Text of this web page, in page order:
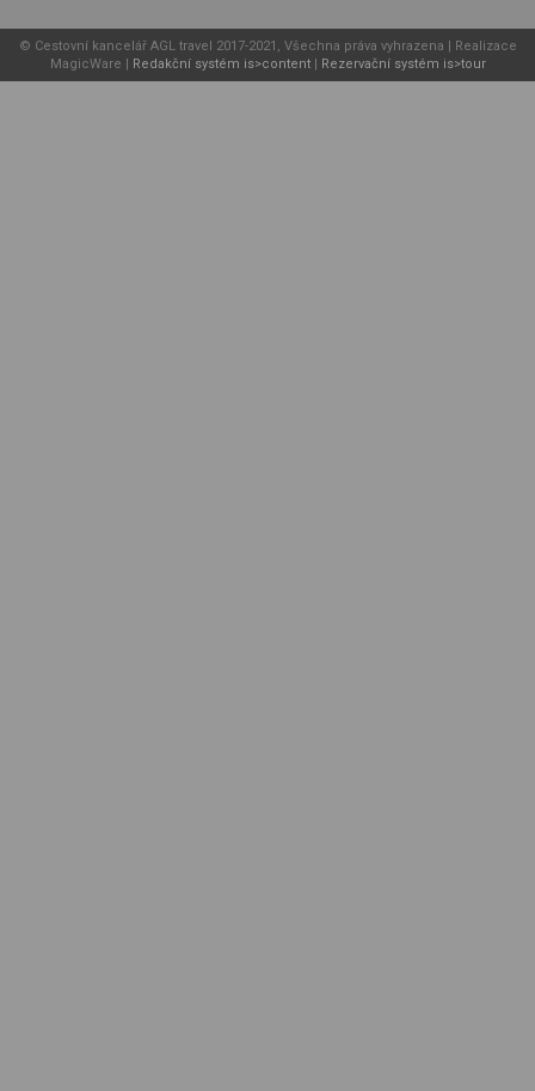
© Cestovní kancelář AGL travel 2017-2021, Všechna práva vyhrazena | Realizace
MagicWare | Redakční systém is>content| Rezervační systém is>tour